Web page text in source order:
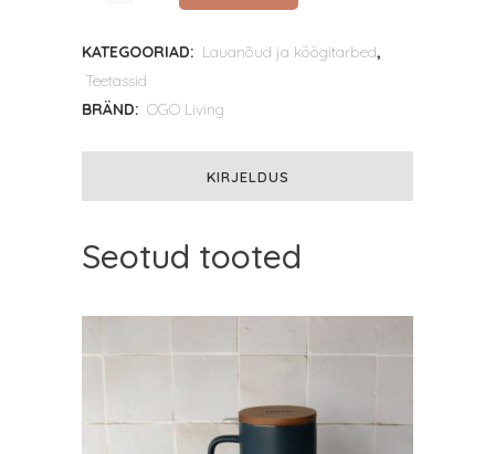
mini
300ml.
KATEGOORIAD: Lauanõud ja köögitarbed,
Teetassid
BRÄND: OGO Living
KIRJELDUS
Seotud tooted